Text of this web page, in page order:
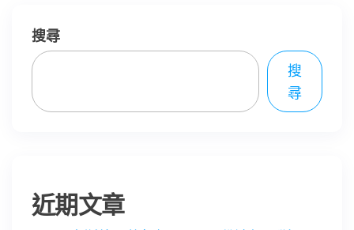
搜尋
搜
尋
近期文章